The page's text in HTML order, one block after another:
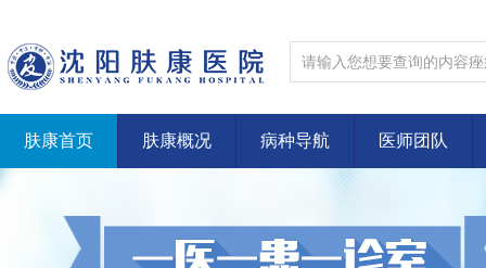
肤康首页 肤康概况 病种导航 医师团队